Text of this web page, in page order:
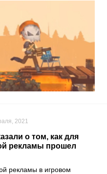
2021
о том, как для
рекламы прошел
рекламы в игровом